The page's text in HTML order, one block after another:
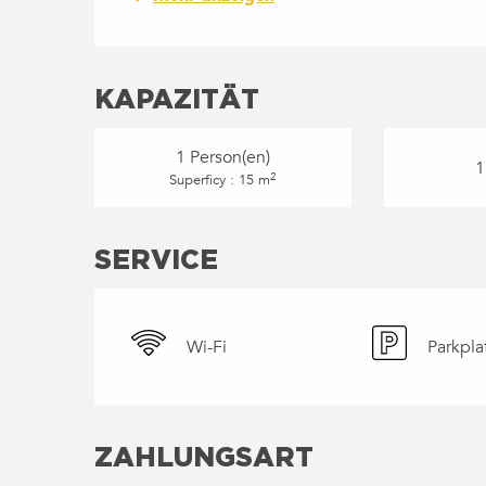
KAPAZITÄT
1 Person(en)
Superficy : 15 m2
SERVICE
Wi-Fi
ZAHLUNGSART